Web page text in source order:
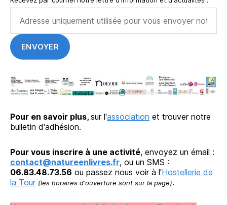
Pour en savoir plus, sur l'association et trouver notre
bulletin d'adhésion.
Pour vous inscrire à une activité, envoyez un émail :
contact@natureenlivres.fr, ou un SMS :
06.83.48.73.56 ou passez nous voir à l'Hostellerie de
la Tour (les horaires d'ouverture sont sur la page).